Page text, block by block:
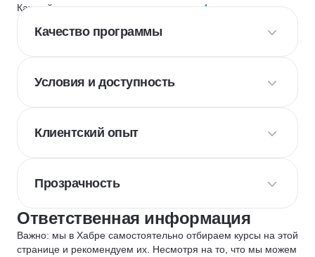
Каждый курс и школу мы оцениваем по
4 критериям
Качество программы
Условия и доступность
Клиентский опыт
Прозрачность
Ответственная информация
Важно: мы в Хабре самостоятельно отбираем курсы на этой
странице и рекомендуем их. Несмотря на то, что мы можем